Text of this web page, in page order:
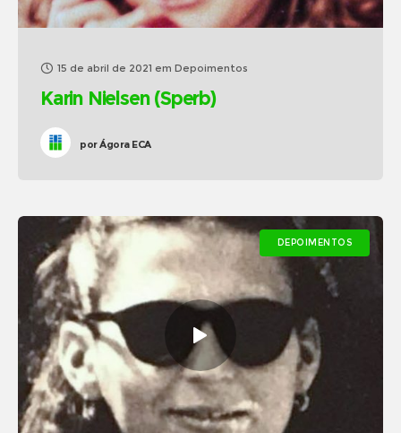
15 de abril de 2021 em Depoimentos
Karin Nielsen (Sperb)
porÁgora ECA
DEPOIMENTOS